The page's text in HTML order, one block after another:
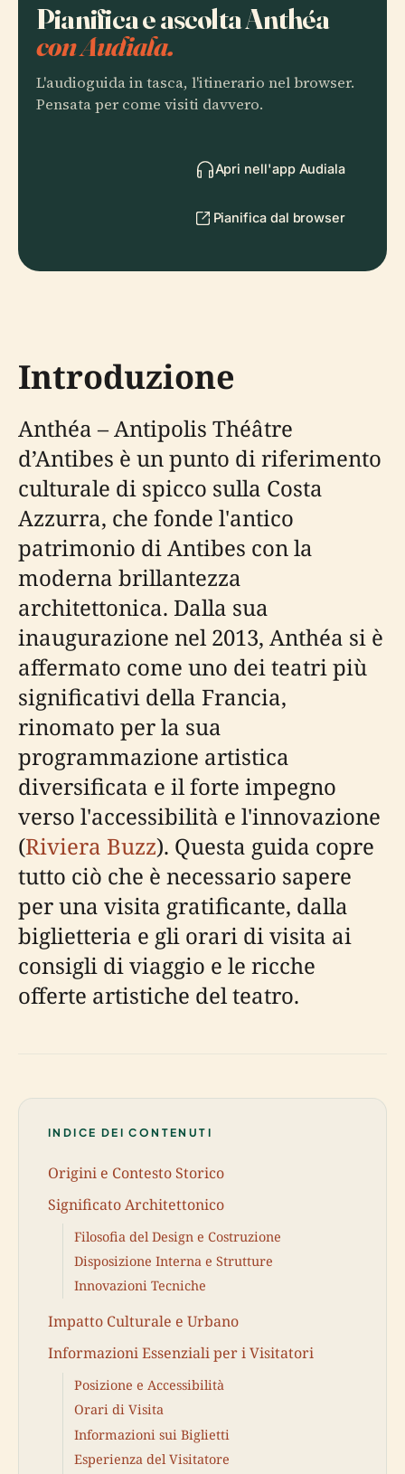
Pianifica e ascolta Anthéa
con Audiala.
L'audioguida in tasca, l'itinerario nel browser.
Pensata per come visiti davvero.
Apri nell'app Audiala
Pianifica dal browser
Introduzione
Anthéa – Antipolis Théâtre
d’Antibes è un punto di riferimento
culturale di spicco sulla Costa
Azzurra, che fonde l'antico
patrimonio di Antibes con la
moderna brillantezza
architettonica. Dalla sua
inaugurazione nel 2013, Anthéa si è
affermato come uno dei teatri più
significativi della Francia,
rinomato per la sua
programmazione artistica
diversificata e il forte impegno
verso l'accessibilità e l'innovazione
(Riviera Buzz). Questa guida copre
tutto ciò che è necessario sapere
per una visita gratificante, dalla
biglietteria e gli orari di visita ai
consigli di viaggio e le ricche
offerte artistiche del teatro.
INDICE DEI CONTENUTI
Origini e Contesto Storico
Significato Architettonico
Filosofia del Design e Costruzione
Disposizione Interna e Strutture
Innovazioni Tecniche
Impatto Culturale e Urbano
Informazioni Essenziali per i Visitatori
Posizione e Accessibilità
Orari di Visita
Informazioni sui Biglietti
Esperienza del Visitatore